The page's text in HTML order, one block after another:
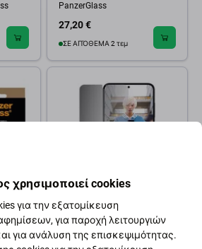
PanzerGlass
27,20 €
ΣΕ ΑΠΌΘΕΜΑ 2 τεμ
για
PanzerGlass
Προστατευτικό Γυαλί UWF
Privacy με εφαρμοστή για
χρησιμοποιεί cookies
για την εξατομίκευση
για παροχή λειτουργιών
για ανάλυση της επισκεψιμότητας.